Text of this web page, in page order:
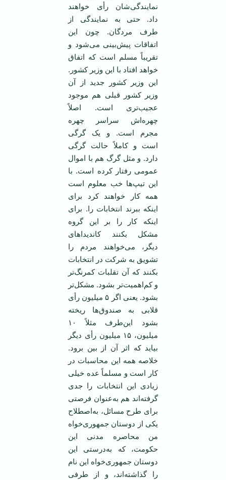
نمایندگی‌شان رأی خواهند
داد. حتی به نمایندگی از
طرف مردگان. چون این
اتفاقات پیش‌بینی می‌شود و
تقریباً مسلم است که اتفاق
خواهد افتاد با این وزیر کشور.
این وزیر کشور جدید از آن
وزیر کشور قبلی هم موجود
عجیب‌تری است. اصلاً
چهره‌اش سراسر چهره
مجرم است. و یک گرگی
است و کاملاً حالت گرگی
دارد. و مثل گرگ هم با اموال
عمومی رفتار کرده است. با
این تیپ‌ها خب معلوم است
همه کار خواهند کرد برای
اینکه ببرند انتخابات را. برای
اینکه کار را بر این گروه
مشکل بکنند کاندیداهای
دیگر، می‌خواهند مردم را
تشویق به شرکت در انتخابات
بکنند که آن تقلبات کمرنگ‌تر
و کم‌اهمیت‌تر بشود. مشکل‌تر
بشود. یعنی اگر ۵ میلیون رأی
قلابی به صندوق‌ها ریخته
بشود این‌طرف مثلاً ۱۰
میلیون، ۱۵ میلیون رأی دیگر
بیاید که اثر آن از بین برود.
خلاصه همه این محاسبات در
کار است و مسلماً عده خیلی
زیادی این انتخابات را جدی
گرفته‌اند هم به‌عنوان فرصتی
برای طرح مسائل، به‌اصطلاح
یکی از دوستان جمهوری‌خواه
من محاصره مدنی این
حکومت، که به‌درستی این
دوستان جمهوری‌خواه این نام
را گذاشته‌اند، و از طرفی